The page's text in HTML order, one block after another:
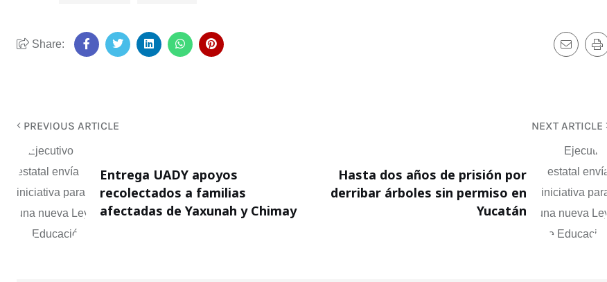
Share:
PREVIOUS ARTICLE
Entrega UADY apoyos
recolectados a familias
afectadas de Yaxunah y Chimay
NEXT ARTICLE
Hasta dos años de prisión por
derribar árboles sin permiso en
Yucatán